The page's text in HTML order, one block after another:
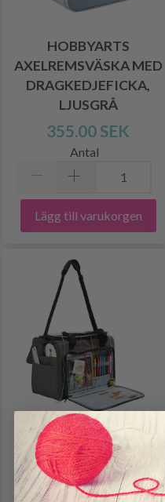
HOBBYARTS
AXELREMSVÄSKA MED
DRAGKEDJEFICKA,
LJUSGRÅ
355.00 SEK
Antal
Lägg till varukorgen
HOBBYARTS
GARNVÄSKA STOR,
MÖRKGRÅ